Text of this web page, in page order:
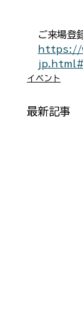
ご来場登
https://
イベント
最新記事